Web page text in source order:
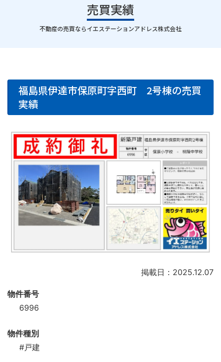
売買実績
｜
不動産の売買ならイエステーションアドレス株式会社
福島県伊達市保原町字西町 2号棟の売買
実績
掲載日：2025.12.07
物件番号
6996
物件種別
#戸建